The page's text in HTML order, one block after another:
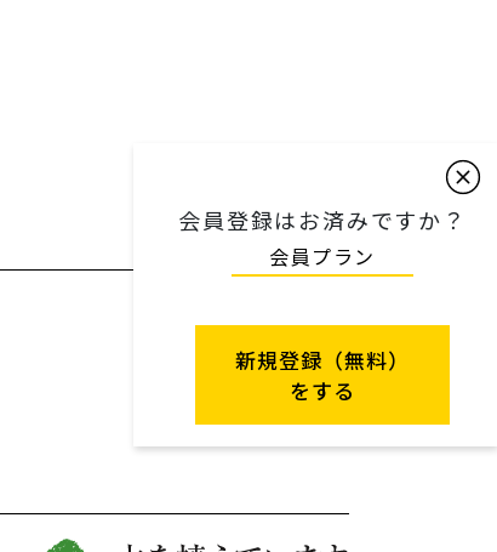
会員登録はお済みですか？
会員プラン
新規登録（無料）
をする